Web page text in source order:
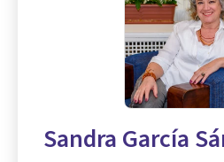
Sandra García